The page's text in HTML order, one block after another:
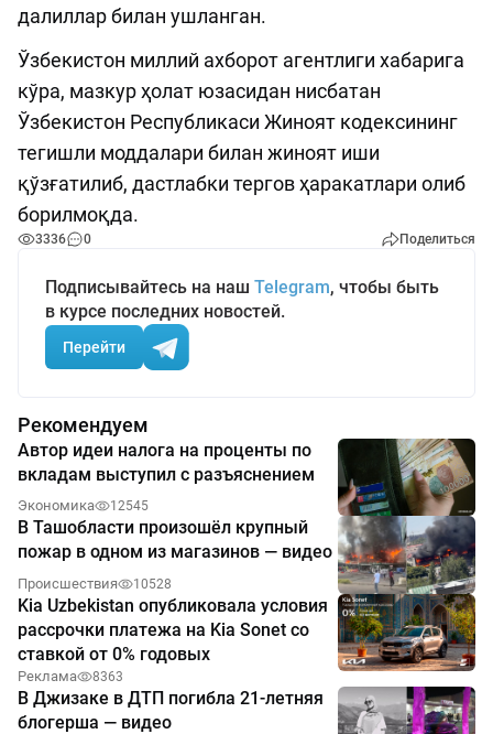
далиллар билан ушланган.
Ўзбекистон миллий ахборот агентлиги хабарига
кўра, мазкур ҳолат юзасидан нисбатан
Ўзбекистон Республикаси Жиноят кодексининг
тегишли моддалари билан жиноят иши
қўзғатилиб, дастлабки тергов ҳаракатлари олиб
борилмоқда.
3336 0 Поделиться
Подписывайтесь на наш Telegram, чтобы быть
в курсе последних новостей.
Перейти
Рекомендуем
Автор идеи налога на проценты по
вкладам выступил с разъяснением
Экономика 12545
В Ташобласти произошёл крупный
пожар в одном из магазинов — видео
Происшествия 10528
Kia Uzbekistan опубликовала условия
рассрочки платежа на Kia Sonet со
ставкой от 0% годовых
Реклама 8363
В Джизаке в ДТП погибла 21-летняя
блогерша — видео